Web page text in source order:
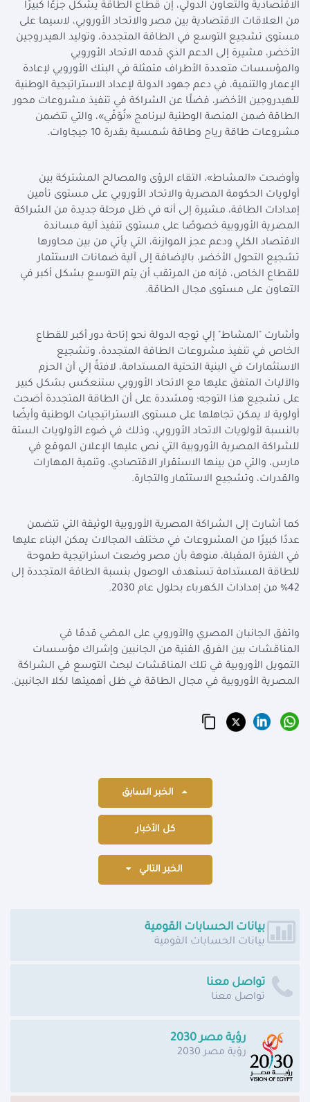
الاقتصادية والتعاون الدولي، إن قطاع الطاقة يشكل جزءًا كبيرًا
من العلاقات الاقتصادية بين مصر والاتحاد الأوروبي، لاسيما على
مستوى تشجيع التوسع في الطاقة المتجددة، وتوليد الهيدروجين
الأخضر، مشيرة إلى الدعم الذي قدمه الاتحاد الأوروبي
والمؤسسات متعددة الأطراف متمثلة في البنك الأوروبي لإعادة
الإعمار والتنمية، في دعم جهود الدولة لإعداد الاستراتيجية الوطنية
للهيدروجين الأخضر، فضلًا عن الشراكة في تنفيذ مشروعات محور
الطاقة ضمن المنصة الوطنية لبرنامج «نُوَفّي»، والتي تتضمن
مشروعات طاقة رياح وطاقة شمسية بقدرة 10 جيجاوات.
وأوضحت «المشاط»، التقاء الرؤى والمصالح المشتركة بين
أولويات الحكومة المصرية والاتحاد الأوروبي على مستوى تأمين
إمدادات الطاقة، مشيرة إلى أنه في ظل مرحلة جديدة من الشراكة
المصرية الأوروبية خصوصًا على مستوى تنفيذ آلية مساندة
الاقتصاد الكلي ودعم عجز الموازنة، التي يأتي من بين محاورها
تشجيع التحول الأخضر، بالإضافة إلى آلية ضمانات الاستثمار
للقطاع الخاص، فإنه من المرتقب أن يتم التوسع بشكل أكبر في
التعاون على مستوى مجال الطاقة.
وأشارت "المشاط" إلي توجه الدولة نحو إتاحة دور أكبر للقطاع
الخاص في تنفيذ مشروعات الطاقة المتجددة، وتشجيع
الاستثمارات في البنية التحتية المستدامة، لافتةً إلي أن الحزم
والآليات المتفق عليها مع الاتحاد الأوروبي ستنعكس بشكل كبير
على تشجيع هذا التوجه؛ ومشددة على أن الطاقة المتجددة أضحت
أولوية لا يمكن تجاهلها على مستوى الاستراتيجيات الوطنية وأيضًا
بالنسبة لأولويات الاتحاد الأوروبي، وذلك في ضوء الأولويات الستة
للشراكة المصرية الأوروبية التي نص عليها الإعلان الموقع في
مارس، والتي من بينها الاستقرار الاقتصادي، وتنمية المهارات
والقدرات، وتشجيع الاستثمار والتجارة.
كما أشارت إلى الشراكة المصرية الأوروبية الوثيقة التي تتضمن
عددًا كبيرًا من المشروعات في مختلف المجالات يمكن البناء عليها
في الفترة المقبلة، منوهة بأن مصر وضعت استراتيجية طموحة
للطاقة المستدامة تستهدف الوصول بنسبة الطاقة المتجددة إلى
42% من إمدادات الكهرباء بحلول عام 2030.
واتفق الجانبان المصري والأوروبي على المضي قدمًا في
المناقشات بين الفرق الفنية من الجانبين وإشراك مؤسسات
التمويل الأوروبية في تلك المناقشات لبحث التوسع في الشراكة
المصرية الأوروبية في مجال الطاقة في ظل أهميتها لكلا الجانبين.
الخبر السابق
كل الأخبار
الخبر التالي
بيانات الحسابات القومية
بيانات الحسابات القومية
تواصل معنا
تواصل معنا
رؤية مصر 2030
رؤية مصر 2030